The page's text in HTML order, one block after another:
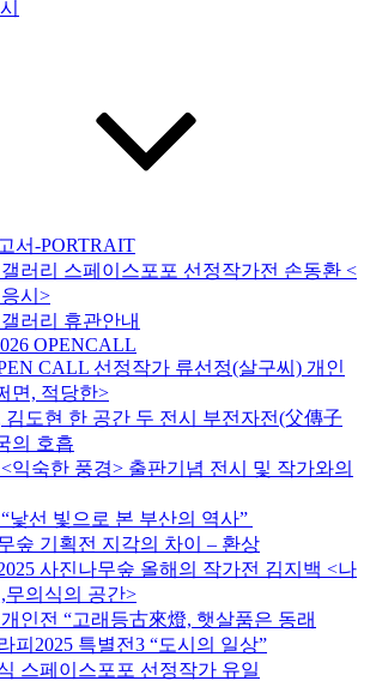
서-PORTRAIT
갤러리 스페이스포포 선정작가전 손동환 <
시>
러리 휴관안내
OPENCALL
CALL 선정작가 류선정(살구씨) 개인
면, 적당한>
김도현 한 공간 두 전시 부전자전(父傳子
의 호흡
익숙한 풍경> 출판기념 전시 및 작가와의
낯선 빛으로 본 부산의 역사”
숲 기획전 지각의 차이 – 환상
사진나무숲 올해의 작가전 김지백 <나
무의식의 공간>
인전 “고래등古來燈, 햇살품은 동래
피2025 특별전3 “도시의 일상”
스페이스포포 선정작가 유일